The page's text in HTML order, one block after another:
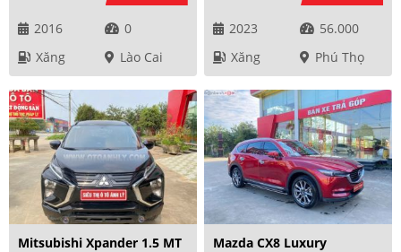
2016
0
Xăng
Lào Cai
2023
56.000
Xăng
Phú Thọ
Mitsubishi Xpander 1.5 MT Mazda CX8 Luxury